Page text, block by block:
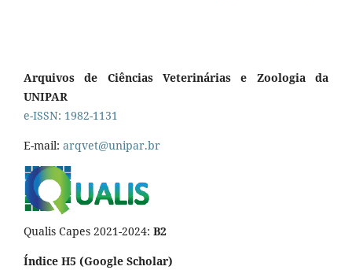
Arquivos de Ciências Veterinárias e Zoologia da
UNIPAR
e-ISSN: 1982-1131
E-mail: arqvet@unipar.br
Qualis Capes 2021-2024: B2
Índice H5 (Google Scholar)